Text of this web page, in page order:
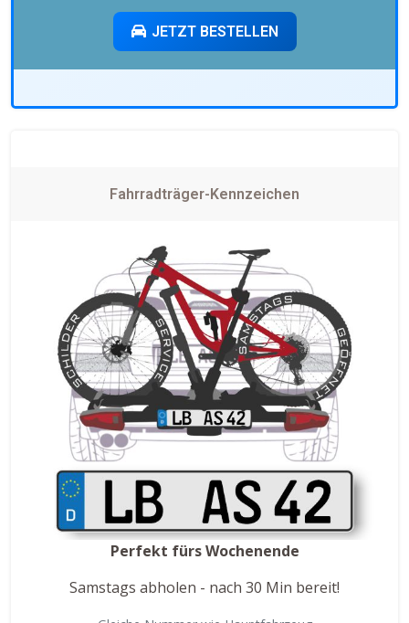
JETZT BESTELLEN
Fahrradträger-Kennzeichen
Perfekt fürs Wochenende
Samstags abholen - nach 30 Min bereit!